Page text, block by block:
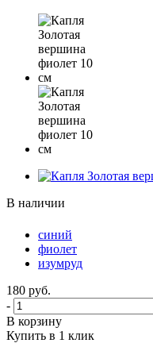
В наличии
синий
фиолет
изумруд
180 руб.
-
В корзину
Купить в 1 клик